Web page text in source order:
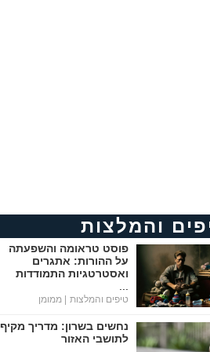
והמלצות
פוסט טראומה והשפעתה
על ההורות: אתגרים
ואסטרטגיות התמודדות
טיפים והמלצות | ממומן
נחשים בשרון: מדריך מקיף
לתושבי האזור